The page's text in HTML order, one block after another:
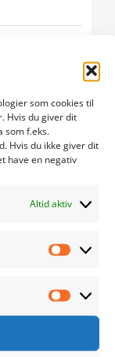
som cookies til
Hvis du giver dit
som f.eks.
Hvis du ikke giver dit
have en negativ
Altid aktiv